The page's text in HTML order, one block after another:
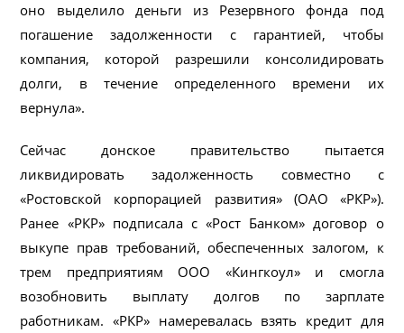
оно выделило деньги из Резервного фонда под
погашение задолженности с гарантией, чтобы
компания, которой разрешили консолидировать
долги, в течение определенного времени их
вернула».
Сейчас донское правительство пытается
ликвидировать задолженность совместно с
«Ростовской корпорацией развития» (ОАО «РКР»).
Ранее «РКР» подписала с «Рост Банком» договор о
выкупе прав требований, обеспеченных залогом, к
трем предприятиям ООО «Кингкоул» и смогла
возобновить выплату долгов по зарплате
работникам. «РКР» намеревалась взять кредит для